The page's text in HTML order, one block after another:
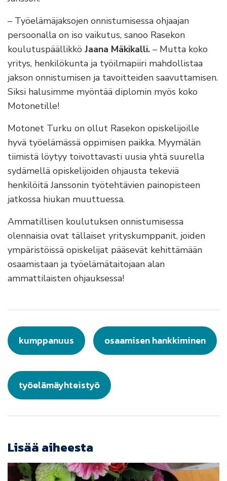
– Työelämäjaksojen onnistumisessa ohjaajan
persoonalla on iso vaikutus, sanoo Rasekon
koulutuspäällikkö Jaana Mäkikalli. – Mutta koko
yritys, henkilökunta ja työilmapiiri mahdollistaa
jakson onnistumisen ja tavoitteiden saavuttamisen.
Siksi halusimme myöntää diplomin myös koko
Motonetille!
Motonet Turku on ollut Rasekon opiskelijoille
hyvä työelämässä oppimisen paikka. Myymälän
tiimistä löytyy toivottavasti uusia yhtä suurella
sydämellä opiskelijoiden ohjausta tekeviä
henkilöitä Janssonin työtehtävien painopisteen
jatkossa hiukan muuttuessa.
Ammatillisen koulutuksen onnistumisessa
olennaisia ovat tällaiset yrityskumppanit, joiden
ympäristöissä opiskelijat pääsevät kehittämään
osaamistaan ja työelämätaitojaan alan
ammattilaisten ohjauksessa!
kumppanuus osaamisen hankkiminen
työelämäyhteistyö
Lisää aiheesta